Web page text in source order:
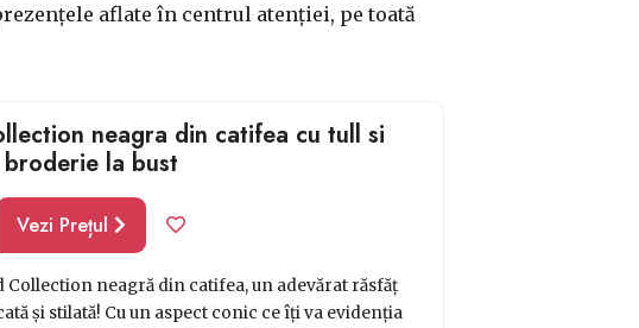
aflate în centrul atenției, pe toată
neagra din catifea cu tull si
broderie la bust
Vezi Prețul
neagră din catifea, un adevărat răsfăț
și stilată! Cu un aspect conic ce îți va evidenția